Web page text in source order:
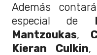
Además
especial de
Mantzoukas,
Kieran Culkin,